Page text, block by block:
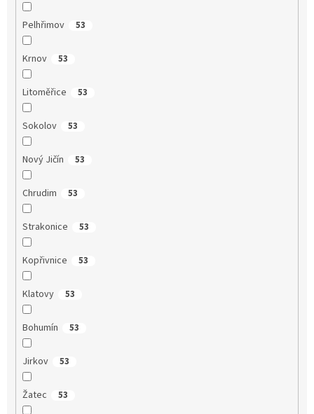
Pelhřimov 53
Krnov 53
Litoměřice 53
Sokolov 53
Nový Jičín 53
Chrudim 53
Strakonice 53
Kopřivnice 53
Klatovy 53
Bohumín 53
Jirkov 53
Žatec 53